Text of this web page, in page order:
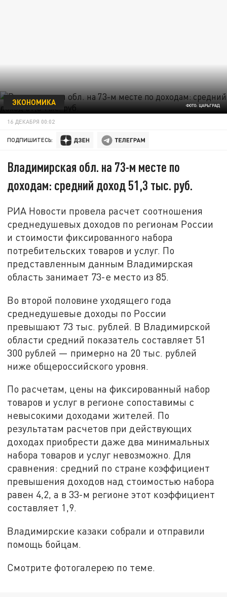
ФОТО: ЦАРЬГРАД
ЭКОНОМИКА
16 ДЕКАБРЯ 00:02
ПОДПИШИТЕСЬ:
Владимирская обл. на 73-м месте по
доходам: средний доход 51,3 тыс. руб.
РИА Новости провела расчет соотношения
среднедушевых доходов по регионам России
и стоимости фиксированного набора
потребительских товаров и услуг. По
представленным данным Владимирская
область занимает 73-е место из 85.
Во второй половине уходящего года
среднедушевые доходы по России
превышают 73 тыс. рублей. В Владимирской
области средний показатель составляет 51
300 рублей — примерно на 20 тыс. рублей
ниже общероссийского уровня.
По расчетам, цены на фиксированный набор
товаров и услуг в регионе сопоставимы с
невысокими доходами жителей. По
результатам расчетов при действующих
доходах приобрести даже два минимальных
набора товаров и услуг невозможно. Для
сравнения: средний по стране коэффициент
превышения доходов над стоимостью набора
равен 4,2, а в 33-м регионе этот коэффициент
составляет 1,9.
Владимирские казаки собрали и отправили
помощь бойцам.
Смотрите фотогалерею по теме.